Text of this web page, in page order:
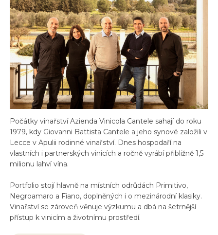
Počátky vinařství Azienda Vinicola Cantele sahají do roku
1979, kdy Giovanni Battista Cantele a jeho synové založili v
Lecce v Apulii rodinné vinařství. Dnes hospodaří na
vlastních i partnerských vinicích a ročně vyrábí přibližně 1,5
milionu lahví vína.
Portfolio stojí hlavně na místních odrůdách Primitivo,
Negroamaro a Fiano, doplněných i o mezinárodní klasiky.
Vinařství se zároveň věnuje výzkumu a dbá na šetrnější
přístup k vinicím a životnímu prostředí.